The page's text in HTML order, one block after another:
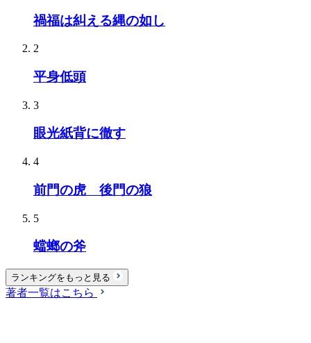
禍福は糾える縄の如し
2
平身低頭
3
眼光紙背に徹す
4
前門の虎 後門の狼
5
蟷螂の斧
ランキングをもっと見る
著者一覧はこちら